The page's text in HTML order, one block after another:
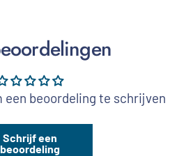
een beoordeling te schrijven
Schrijf een
beoordeling